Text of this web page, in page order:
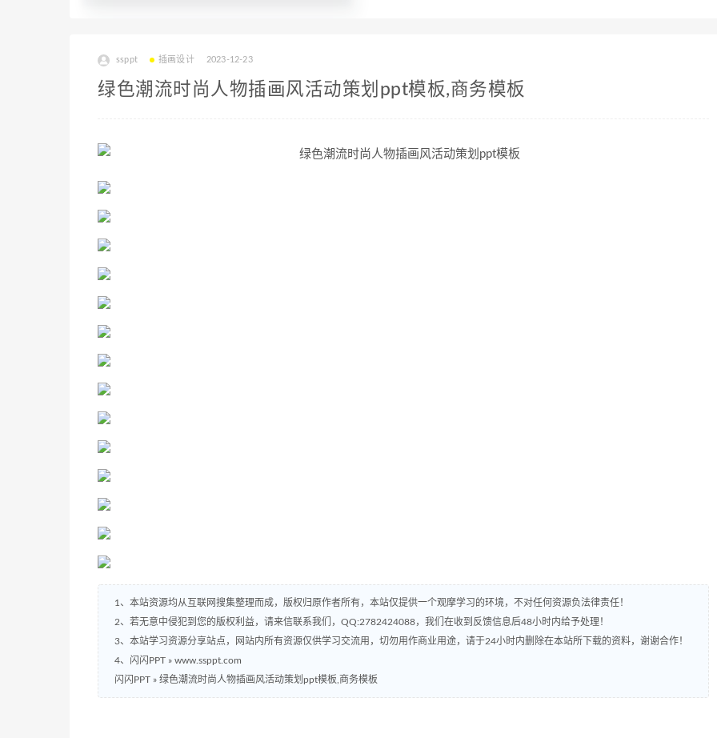
ssppt 插画设计 2023-12-23
绿色潮流时尚人物插画风活动策划ppt模板,商务模板
1、本站资源均从互联网搜集整理而成，版权归原作者所有，本站仅提供一个观摩学习的环境，不对任何资源负法律责任！
2、若无意中侵犯到您的版权利益，请来信联系我们，QQ:2782424088，我们在收到反馈信息后48小时内给予处理！
3、本站学习资源分享站点，网站内所有资源仅供学习交流用，切勿用作商业用途，请于24小时内删除在本站所下载的资料，谢谢合作！
4、闪闪PPT » www.ssppt.com
闪闪PPT » 绿色潮流时尚人物插画风活动策划ppt模板,商务模板